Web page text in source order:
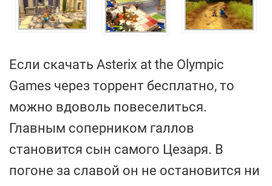
Если скачать Asterix at the Olympic
Games через торрент бесплатно, то
можно вдоволь повеселиться.
Главным соперником галлов
становится сын самого Цезаря. В
погоне за славой он не остановится ни